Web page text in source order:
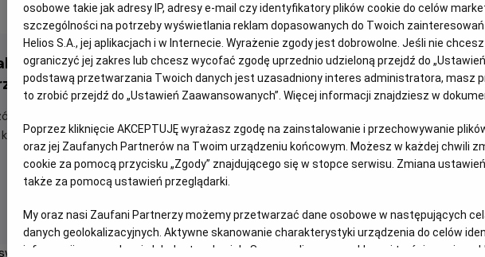
z programem
pełen świetnego humoru
Helios.
Wygraj vouchery do JuraParku!
Czy w Twoim domu mieszka fan Psiego Patrolu? Z
zapraszamy do udziału w kreatywnym konkursie.
Czytaj więcej
osobowe takie jak adresy IP, adresy e-mail czy identyfikatory plików cookie do celów
szczególności na potrzeby wyświetlania reklam dopasowanych do Twoich
Helios S.A., jej aplikacjach i w Internecie. Wyrażenie zgody jest dobrowolne. Jeśli nie
ograniczyć jej zakres lub chcesz wycofać zgodę uprzednio udzieloną przejdź do
podstawą przetwarzania Twoich danych jest uzasadniony interes administratora, masz
to zrobić przejdź do „Ustawień Zaawansowanych”. Więcej informacji znajdziesz w
Poprzez kliknięcie AKCEPTUJĘ wyrażasz zgodę na zainstalowanie i przechowywanie
oraz jej Zaufanych Partnerów na Twoim urządzeniu końcowym. Możesz w każdej chwili
cookie za pomocą przycisku „Zgody” znajdującego się w stopce serwisu. Zmiana
także za pomocą ustawień przeglądarki.
My oraz nasi Zaufani Partnerzy możemy przetwarzać dane osobowe w następujących
danych geolokalizacyjnych. Aktywne skanowanie charakterystyki urządzenia do celów
informacji na urządzeniu lub dostęp do nich. Spersonalizowane reklamy i treści, pomiar